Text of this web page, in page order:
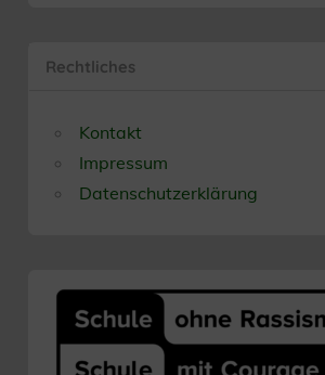
Rechtliches
Kontakt
Impressum
Datenschutzerklärung